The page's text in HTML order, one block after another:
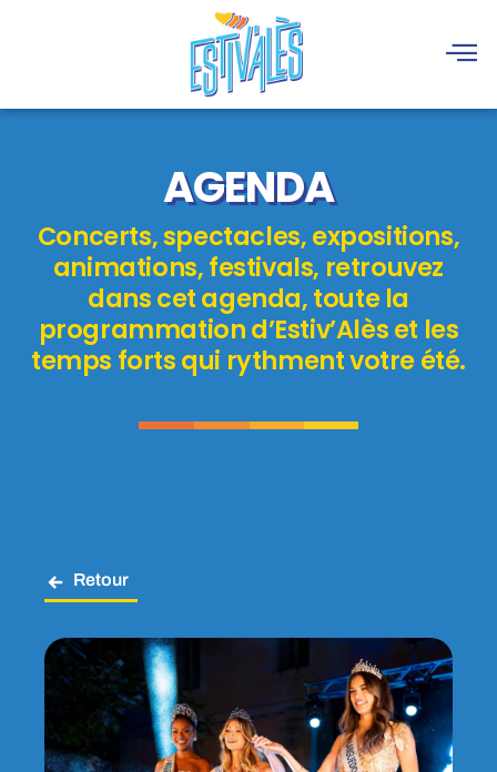
AGENDA
Concerts, spectacles, expositions,
animations, festivals, retrouvez
dans cet agenda, toute la
programmation d’Estiv’Alès et les
temps forts qui rythment votre été.
Retour